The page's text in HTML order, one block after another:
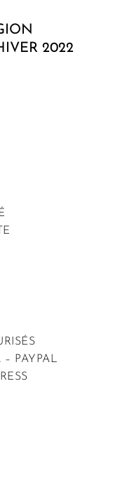
2022
– PAYPAL